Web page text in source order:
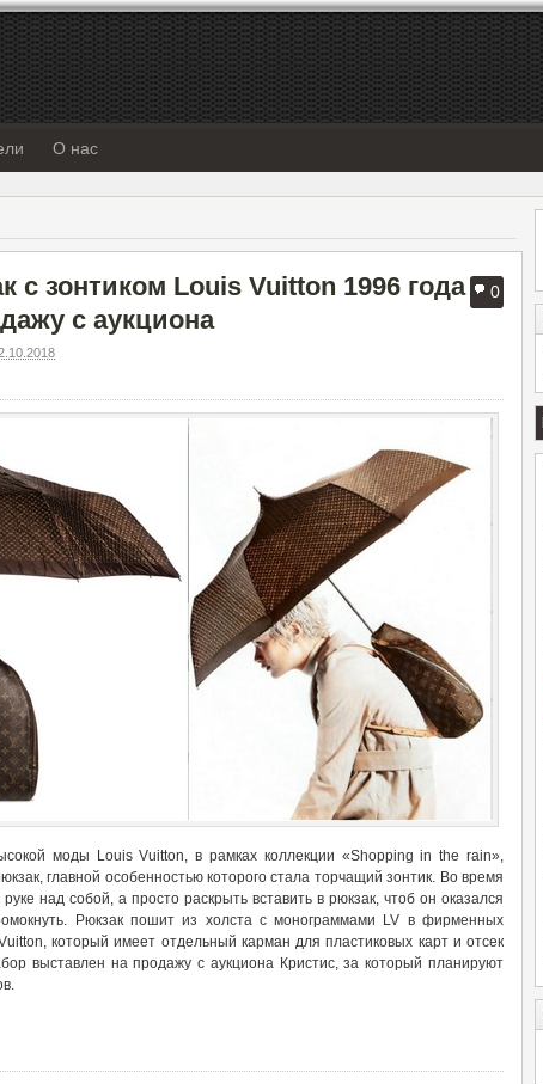
О нас
0
с зонтиком Louis Vuitton 1996 года
с аукциона
моды Louis Vuitton, в рамках коллекции «Shopping in the rain»,
главной особенностью которого стала торчащий зонтик. Во время
над собой, а просто раскрыть вставить в рюкзак, чтоб он оказался
Рюкзак пошит из холста с монограммами LV в фирменных
который имеет отдельный карман для пластиковых карт и отсек
выставлен на продажу с аукциона Кристис, за который планируют